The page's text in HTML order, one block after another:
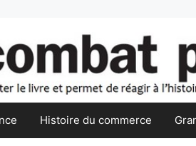
Histoire du commerce